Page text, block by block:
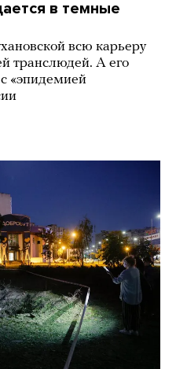
в темные
всю карьеру
транслюдей. А его
«эпидемией